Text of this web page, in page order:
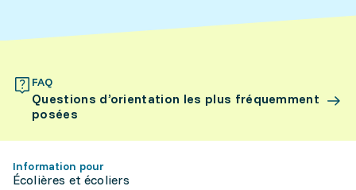
FAQ
Questions d’orientation les plus fréquemment
posées
Information pour
Écolières et écoliers